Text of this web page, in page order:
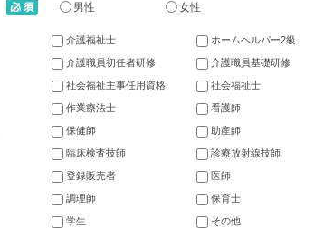
男性 女性
介護福祉士 ホームヘルパー2級
介護職員初任者研修 介護職員基礎研修
社会福祉主事任用資格 社会福祉士
作業療法士 看護師
保健師 助産師
臨床検査技師 診療放射線技師
登録販売者 医師
調理師 保育士
学生 その他